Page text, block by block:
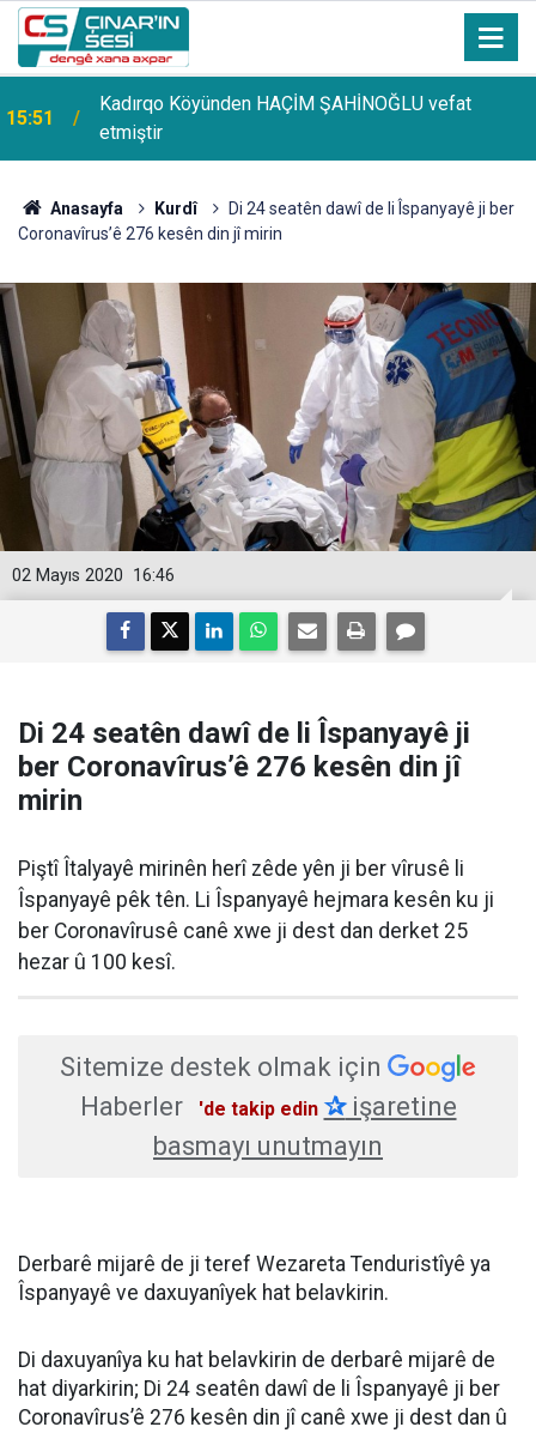
15:51
Kadırqo Köyünden HAÇİM ŞAHİNOĞLU vefat
etmiştir
Anasayfa Kurdî
Di 24 seatên dawî de li Îspanyayê ji ber
Coronavîrus’ê 276 kesên din jî mirin
16:46
02 Mayıs 2020
Di 24 seatên dawî de li Îspanyayê ji
ber Coronavîrus’ê 276 kesên din jî
mirin
Piştî Îtalyayê mirinên herî zêde yên ji ber vîrusê li
Îspanyayê pêk tên. Li Îspanyayê hejmara kesên ku ji
ber Coronavîrusê canê xwe ji dest dan derket 25
hezar û 100 kesî.
Sitemize destek olmak için
Haberler
'de takip edin ✰işaretine
basmayı unutmayın
Derbarê mijarê de ji teref Wezareta Tenduristîyê ya
Îspanyayê ve daxuyanîyek hat belavkirin.
Di daxuyanîya ku hat belavkirin de derbarê mijarê de
hat diyarkirin; Di 24 seatên dawî de li Îspanyayê ji ber
Coronavîrus’ê 276 kesên din jî canê xwe ji dest dan û